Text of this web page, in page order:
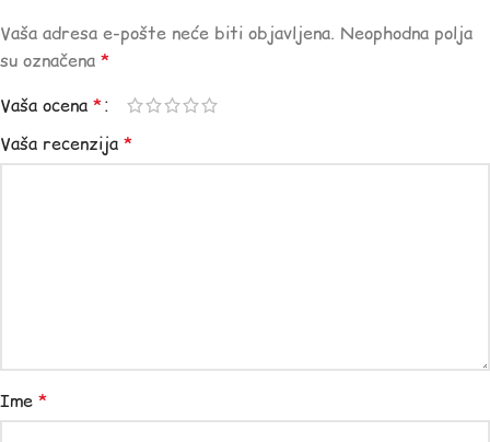
Vaša adresa e-pošte neće biti objavljena. Neophodna polja
su označena *
Vaša ocena *
Vaša recenzija *
Ime *